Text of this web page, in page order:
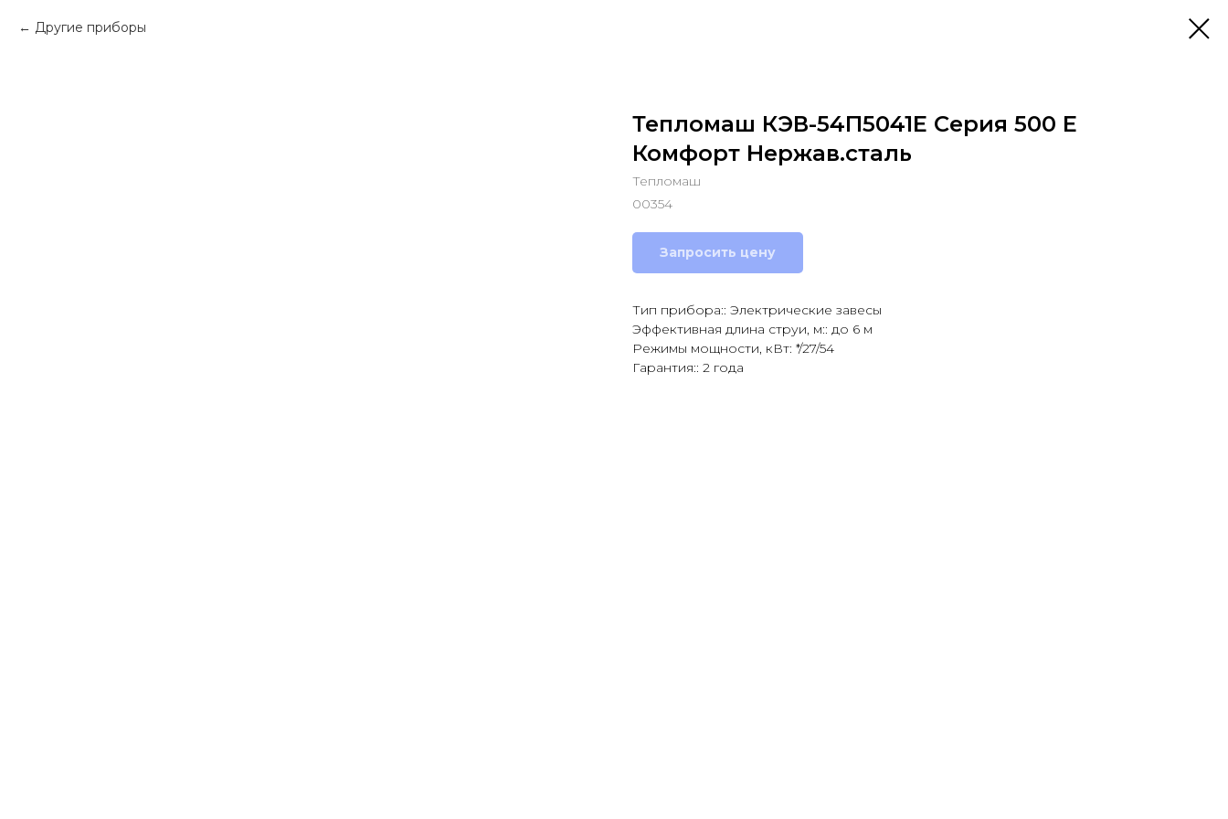
Другие приборы
Тепломаш КЭВ-54П5041Е Серия 500 E
Комфорт Нержав.сталь
Тепломаш
00354
Запросить цену
Тип прибора:: Электрические завесы
Эффективная длина струи, м:: до 6 м
Режимы мощности, кВт: */27/54
Гарантия:: 2 года